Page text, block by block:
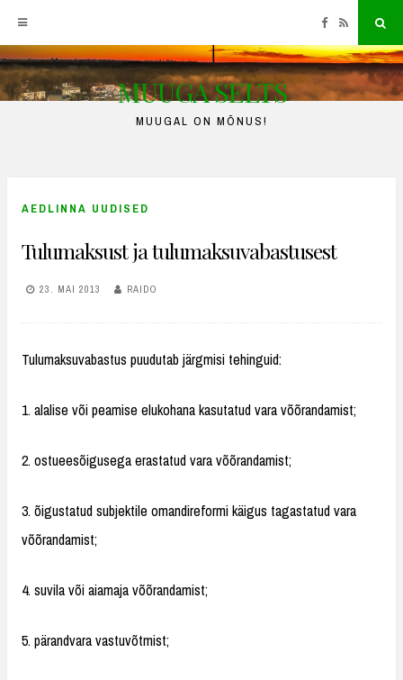
Skip
Facebook
RSS
MUUGA SELTS
MUUGAL ON MÕNUS!
AEDLINNA UUDISED
Tulumaksust ja tulumaksuvabastusest
23. MAI 2013 RAIDO
Tulumaksuvabastus puudutab järgmisi tehinguid:
1. alalise või peamise elukohana kasutatud vara võõrandamist;
2. ostueesõigusega erastatud vara võõrandamist;
3. õigustatud subjektile omandireformi käigus tagastatud vara
võõrandamist;
4. suvila või aiamaja võõrandamist;
5. pärandvara vastuvõtmist;